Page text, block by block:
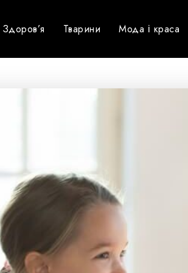
Здоров’я Тварини Мода і краса